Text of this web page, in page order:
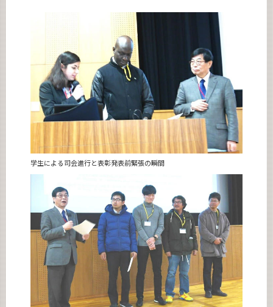
学生による司会進行と表彰発表前緊張の瞬間